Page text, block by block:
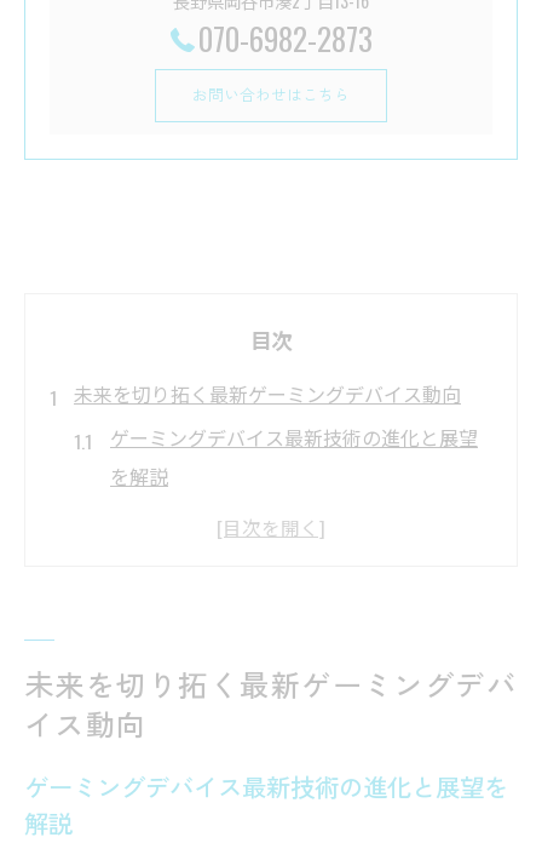
070-6982-2873
お問い合わせはこちら
目次
未来を切り拓く最新ゲーミングデバイス動向
ゲーミングデバイス最新技術の進化と展望
を解説
最新ゲーミングデバイスが変えるeスポーツ
ゲーミングデバイス最新情報が示す今後の
潮流
を紹介
未来を切り拓く最新ゲーミングデバ
イス動向
ゲーミングデバイス最新技術の進化と展望を
解説